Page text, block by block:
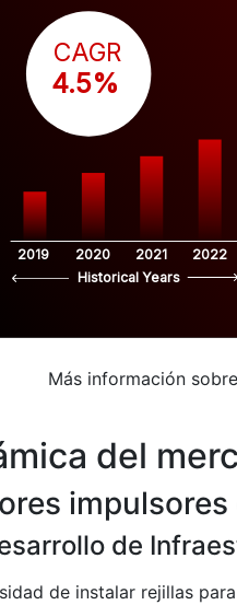
2019 2020 2021 2022
CAGR
4.5%
Historical Years
Más información
del
de
de instalar rejillas